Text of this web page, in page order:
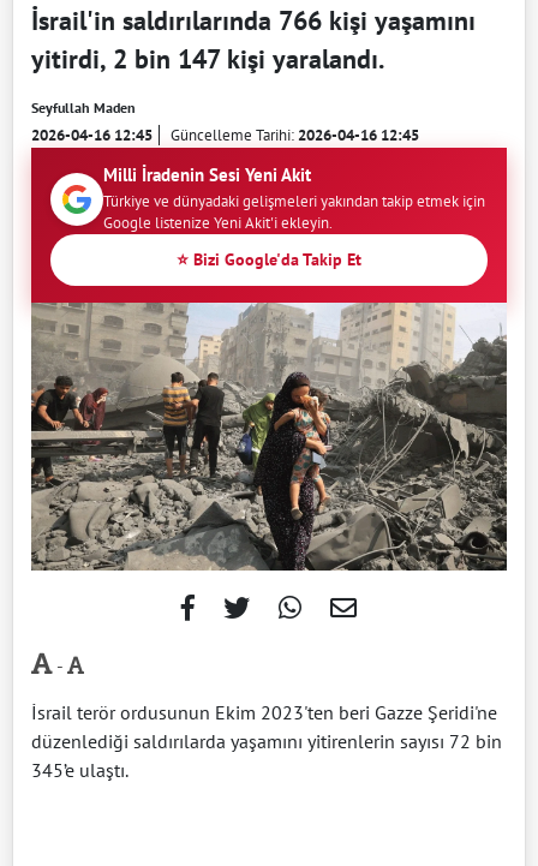
İsrail'in saldırılarında 766 kişi yaşamını
yitirdi, 2 bin 147 kişi yaralandı.
Seyfullah Maden
2026-04-16 12:45 Güncelleme Tarihi:2026-04-16 12:45
Milli İradenin Sesi Yeni Akit
Türkiye ve dünyadaki gelişmeleri yakından takip etmek için
Google listenize Yeni Akit'i ekleyin.
⭐ Bizi Google'da Takip Et
-
İsrail terör ordusunun Ekim 2023'ten beri Gazze Şeridi'ne
düzenlediği saldırılarda yaşamını yitirenlerin sayısı 72 bin
345’e ulaştı.